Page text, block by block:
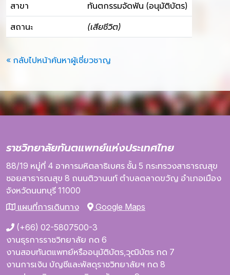
สาขา ทันตกรรมจัดฟัน (อนุมัติบัตร)
สถานะ (เสียชีวิต)
« กลับไปหน้าค้นหาผู้เชี่ยวชาญ
ราชวิทยาลัยทันตแพทย์แห่งประเทศไทย
88/19 หมู่ที่ 4 อาคารมหิตลาธิเบศร ชั้น 5 กระทรวงสาธารณสุข
ซอยสาธารณสุข 8 ถนนติวานนท์ ตำบลตลาดขวัญ อำเภอเมือง
จังหวัดนนทบุรี 11000
แผนที่การเดินทาง
Google Maps
(+66) 02-5807500-3
งานธุรการราชวิทยาลัย กด 6
งานสอบทันตแพทย์หรืออนุมัติบัตร,วุฒิบัตร กด 7
งานการเงิน บัญชีและพัสดุราชวิทยาลัยฯ กด 8